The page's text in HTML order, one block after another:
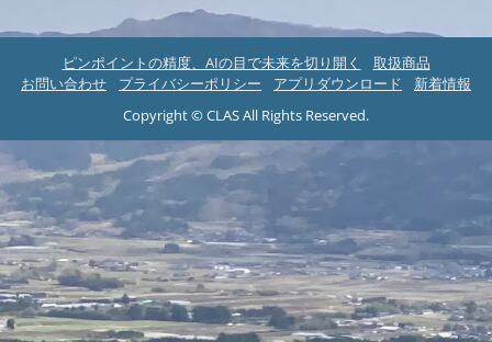
ビ
ゲ
シ
ョ
ン
ピンポイントの精度、AIの目で未来を切り開く
取扱商品
お問い合わせ
プライバシーポリシー アプリダウンロード
新着情報
Copyright © CLAS All Rights Reserved.